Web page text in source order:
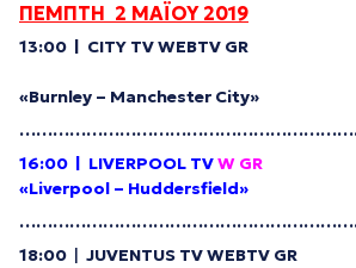
ΠΕΜΠΤΗ 2 ΜΑΪΟΥ2019
13:00 | CITY TVWEBTV GR
«Burnley – Manchester City»
16:00 | LIVERPOOL TVW GR
«Liverpool – Huddersfield»
18:00 | JUVENTUS TVWEBTV GR